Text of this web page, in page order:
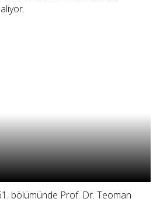
bölümünde Prof. Dr. Teoman